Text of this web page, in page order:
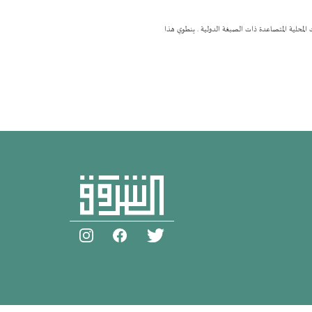
المحلية المتصاعدة ذات الصبغة الدولية . ينطوي هذا